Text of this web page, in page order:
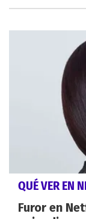
QUÉ VER EN
Furor en